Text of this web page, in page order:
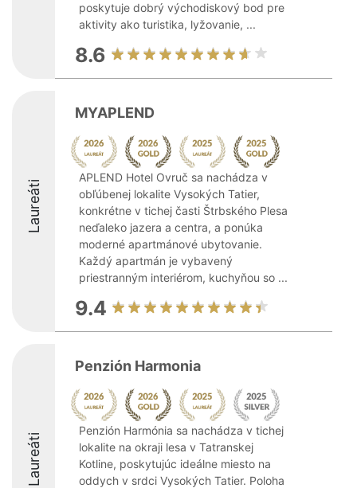
poskytuje dobrý východiskový bod pre
aktivity ako turistika, lyžovanie, ...
8.6
Laureáti
MYAPLEND
APLEND Hotel Ovruč sa nachádza v
obľúbenej lokalite Vysokých Tatier,
konkrétne v tichej časti Štrbského Plesa
neďaleko jazera a centra, a ponúka
moderné apartmánové ubytovanie.
Každý apartmán je vybavený
priestranným interiérom, kuchyňou so ...
9.4
Laureáti
Penzión Harmonia
Penzión Harmónia sa nachádza v tichej
lokalite na okraji lesa v Tatranskej
Kotline, poskytujúc ideálne miesto na
oddych v srdci Vysokých Tatier. Poloha